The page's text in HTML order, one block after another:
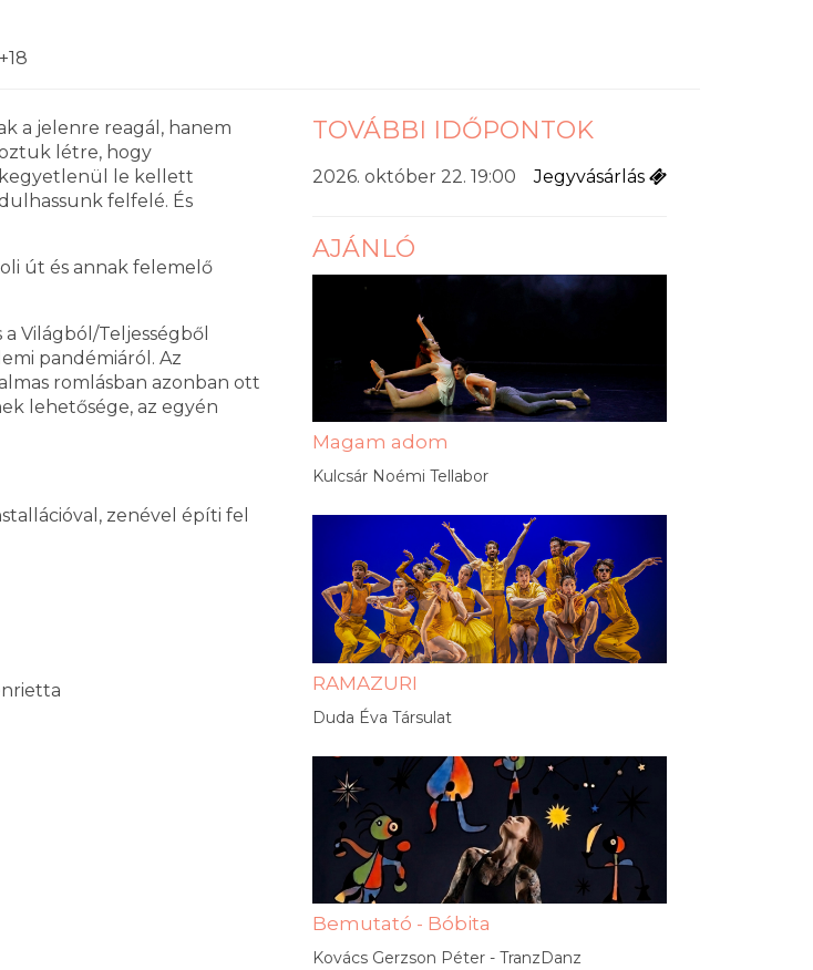
+18
a jelenre reagál, hanem
létre, hogy
kegyetlenül le kellett
felfelé. És
út és annak felemelő
Világból/Teljességből
pandémiáról. Az
romlásban azonban ott
lehetősége, az egyén
zenével építi fel
TOVÁBBI IDŐPONTOK
2026. október 22. 19:00 Jegyvásárlás
AJÁNLÓ
Magam adom
Kulcsár Noémi Tellabor
RAMAZURI
Duda Éva Társulat
Bemutató - Bóbita
Kovács Gerzson Péter - TranzDanz